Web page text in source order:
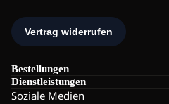
Bestellungen
Dienstleistungen
Soziale Medien